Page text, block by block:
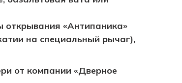
открывания «Антипаника»
на специальный рычаг),
от компании «Дверное